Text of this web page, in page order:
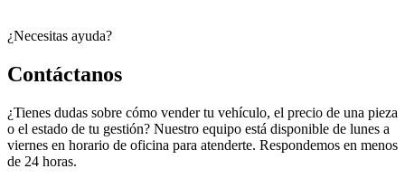
¿Necesitas ayuda?
Contáctanos
¿Tienes dudas sobre cómo vender tu vehículo, el precio de una pieza
o el estado de tu gestión? Nuestro equipo está disponible de lunes a
viernes en horario de oficina para atenderte. Respondemos en menos
de 24 horas.